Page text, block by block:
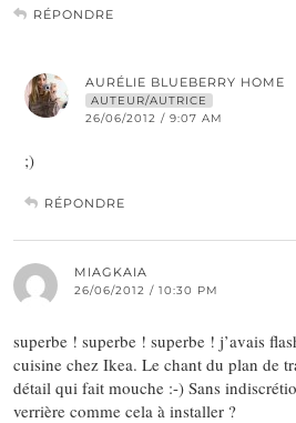
RÉPONDRE
AURÉLIE BLUEBERRY HOME
AUTEUR/AUTRICE
26/06/2012 / 9:07 AM
;)
RÉPONDRE
MIAGKAIA
26/06/2012 / 10:30 PM
superbe ! superbe ! superbe ! j’avais
cuisine chez Ikea. Le chant du plan de
détail qui fait mouche :-) Sans
verrière comme cela à installer ?